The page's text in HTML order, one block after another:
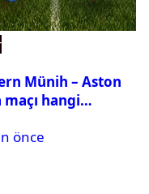
Münih – Aston
maçı hangi
kaçta oynanacak?
önce